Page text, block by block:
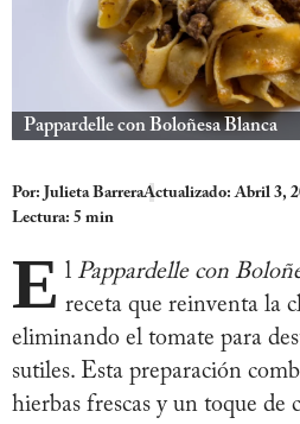
Pappardelle con Boloñesa Blanca
Por: Julieta BarreraActualizado: Abril 3,
Lectura: 5 min
E l Pappardelle con
receta que reinventa la
eliminando el tomate para
sutiles. Esta preparación
hierbas frescas y un toque de